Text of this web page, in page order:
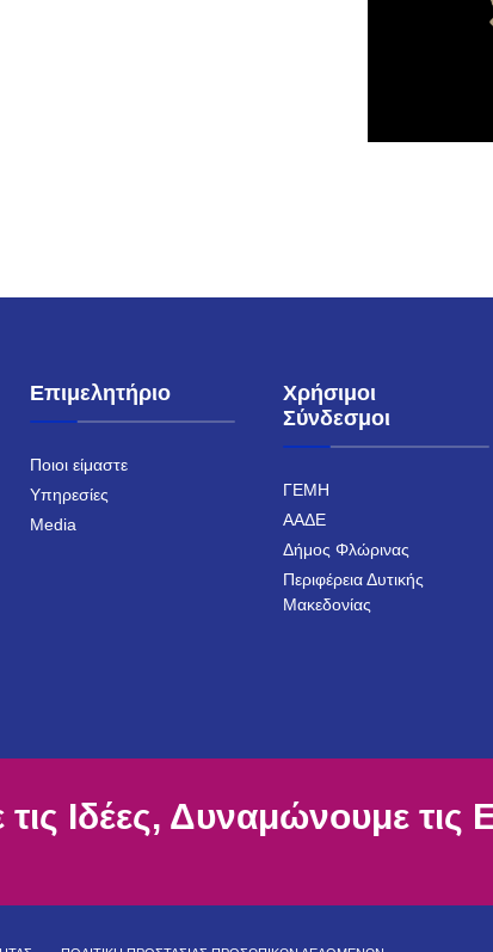
Επιμελητήριο
Ποιοι είμαστε
Υπηρεσίες
Media
Χρήσιμοι
Σύνδεσμοι
ΓΕΜΗ
ΑΑΔΕ
Δήμος Φλώρινας
Περιφέρεια Δυτικής
Μακεδονίας
τις Ιδέες, Δυναμώνουμε τις